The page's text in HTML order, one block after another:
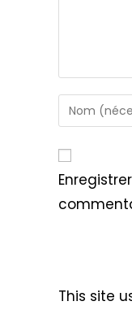
Enter
your
or
username
to
This site